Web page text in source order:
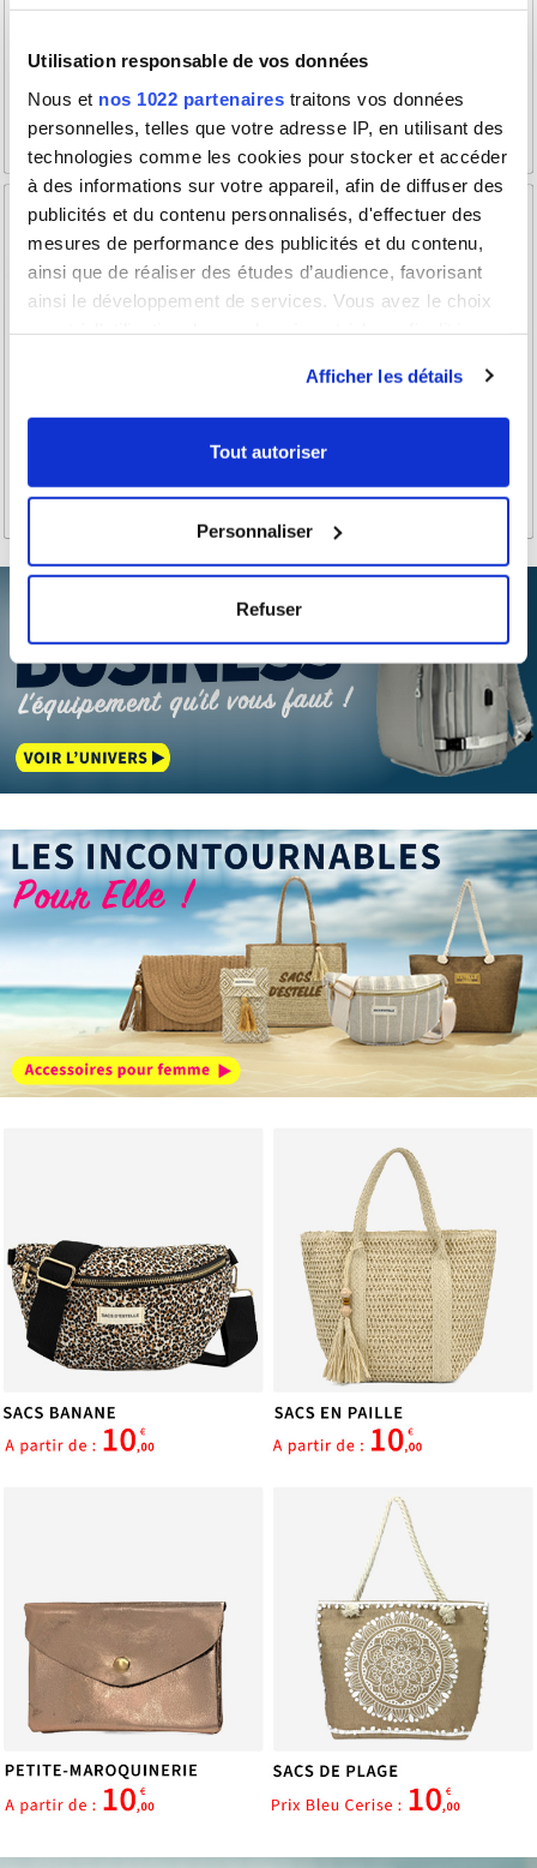
Utilisation responsable de vos données
Nous et nos 1022 partenaires traitons vos données
personnelles, telles que votre adresse IP, en utilisant des
technologies comme les cookies pour stocker et accéder
à des informations sur votre appareil, afin de diffuser des
publicités et du contenu personnalisés, d'effectuer des
mesures de performance des publicités et du contenu,
ainsi que de réaliser des études d’audience, favorisant
ainsi le développement de services. Vous avez le choix
tout moment en consultant la Déclaration relative aux
cookies ou en cliquant sur l'icône de confidentialité.
Collecter des informations sur votre localisation
géographique qui peuvent être précises à plusieurs
mètres près
pour en relever les caractéristiques spécifiques
(empreintes digitales).
Pour en savoir plus sur le traitement de vos données
personnelles et définir vos préférences, reportez-vous à
lasection « Détails »
. Vous pouvez modifier ou retirer
votre consentement à tout moment à partir de la
déclaration sur les cookies.
Les cookies nous permettent de personnaliser le contenu
et les annonces, d'offrir des fonctionnalités relatives aux
médias sociaux et d'analyser notre trafic. Nous
partageons également des informations sur l'utilisation de
notre site avec nos partenaires de médias sociaux, de
publicité et d'analyse, qui peuvent combiner celles-ci
avec d'autres informations que vous leur avez fournies
ou qu'ils ont collectées lors de votre utilisation de leurs
services.
Afficher les détails
Tout autoriser
Personnaliser
Refuser